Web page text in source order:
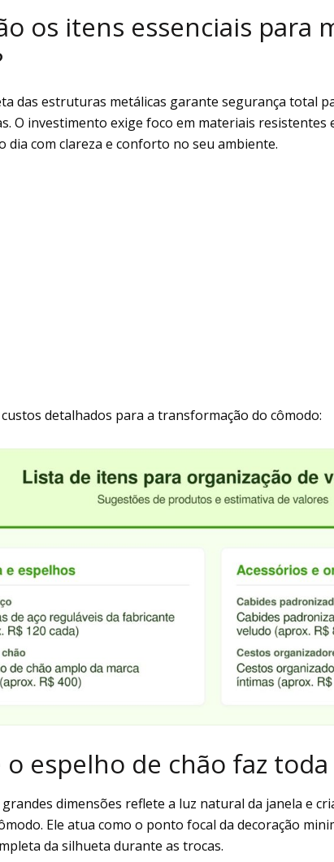
os itens essenciais para
das estruturas metálicas garante segurança total
O investimento exige foco em materiais resistentes
dia com clareza e conforto no seu ambiente.
detalhados para a transformação do cômodo:
o espelho de chão faz
dimensões reflete a luz natural da janela e
Ele atua como o ponto focal da decoração
da silhueta durante as trocas.